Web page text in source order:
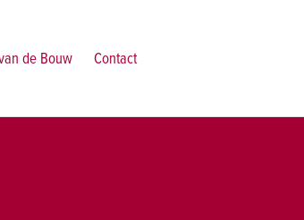
de Bouw Contact